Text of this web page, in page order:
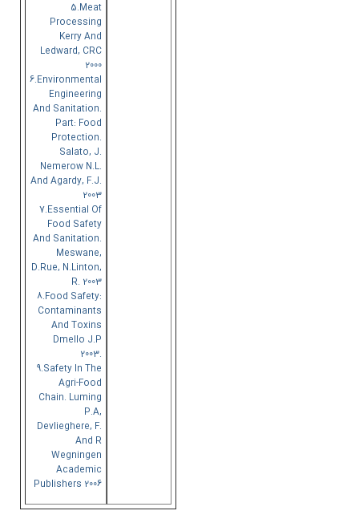
5.Meat
Processing
Kerry And
Ledward, CRC
2000
6.Environmental
Engineering
And Sanitation.
Part: Food
Protection.
Salato, J.
Nemerow N.L.
And Agardy, F.j.
2003
7.Essential Of
Food Safety
And Sanitation.
Meswane,
D.Rue, N.linton,
R. 2003
8.Food Safety:
Contaminants
And Toxins
Dmello J.p
2003.
9.Safety In The
Agri-Food
Chain. Luming
P.A,
Devlieghere, F.
And R
Wegningen
Academic
Publishers 2006